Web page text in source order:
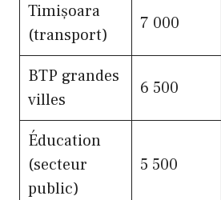
Timișoara
(transport)
7 000
BTP grandes
villes
6 500
Éducation
(secteur
public)
5 500